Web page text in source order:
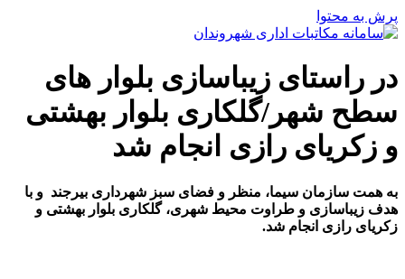
پرش به محتوا
در راستای زیباسازی بلوار های
سطح شهر/گلکاری بلوار بهشتی
و زکریای رازی انجام شد
به همت سازمان سیما، منظر و فضای سبز شهرداری بیرجند و با
هدف زیباسازی و طراوت محیط شهری، گلکاری بلوار بهشتی و
زکریای رازی انجام شد.